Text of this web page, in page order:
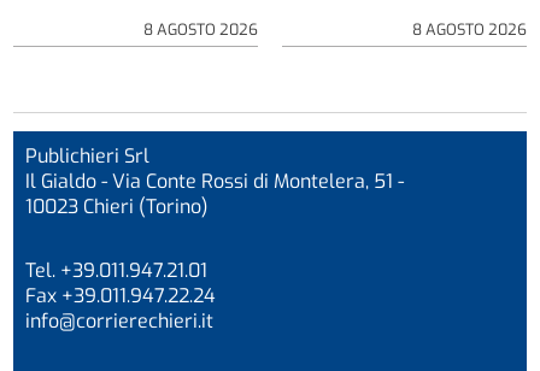
8 AGOSTO 2026 8 AGOSTO 2026
Publichieri Srl
Il Gialdo - Via Conte Rossi di Montelera, 51 -
10023 Chieri (Torino)
Tel. +39.011.947.21.01
Fax +39.011.947.22.24
info@corrierechieri.it